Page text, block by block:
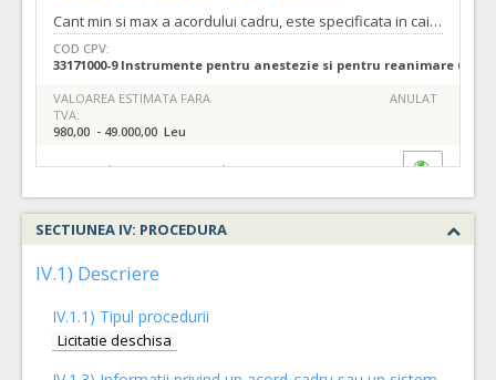
Cant min si max a acordului cadru, este specificata in caietul de sarcini, al prezentei documentatii.
COD CPV:
33171000-9 Instrumente pentru anestezie si pentru reanimare
VALOAREA ESTIMATA FARA
TVA:
980,00 - 49.000,00 Leu
ANULAT
3. Mandren pentru sonda IOT(LOT-0003)
Cant min si max a acordului cadru, este specificata in caietul de sarcini, al prezentei documentatii.
COD CPV:
33171000-9 Instrumente pentru anestezie si pentru reanimare
VALOAREA ESTIMATA FARA
8.989,50 - 431.340,00 Leu
2. Circuit ventilatie pediatric
SECTIUNEA IV: PROCEDURA
IV.1) Descriere
IV.1.1) Tipul procedurii
Licitatie deschisa